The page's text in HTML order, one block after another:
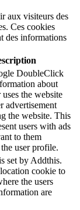
aux visiteurs des
Ces cookies
des informations
DoubleClick
about
the website
advertisement
the website. This
users with ads
to them
user profile.
set by Addthis.
cookie to
the users
are